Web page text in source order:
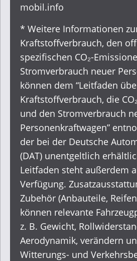
mobil.info
* Weitere Informationen
Kraftstoffverbrauch, den
spezifischen CO₂-
Stromverbrauch neuer
können dem “Leitfaden
Kraftstoffverbrauch, die
und den Stromverbrauch
Personenkraftwagen”
der bei der Deutsche
(DAT) unentgeltlich
Leitfaden steht außerdem
Verfügung.
Zubehör (Anbauteile,
können relevante
z. B. Gewicht,
Aerodynamik, verändern
Witterungs- und